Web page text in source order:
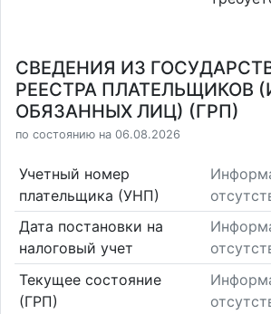
СВЕДЕНИЯ ИЗ
РЕЕСТРА ПЛАТЕЛЬЩИКОВ
ОБЯЗАННЫХ ЛИЦ) (ГРП)
по состоянию на 06.08.2026
Учетный номер
плательщика (УНП)
Дата постановки на
налоговый учет
Текущее состояние
(ГРП)